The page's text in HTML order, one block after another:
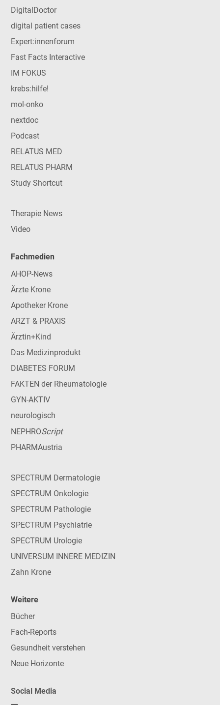
DigitalDoctor
digital patient cases
Expert:innenforum
Fast Facts Interactive
IM FOKUS
krebs:hilfe!
mol-onko
nextdoc
Podcast
RELATUS MED
RELATUS PHARM
Study Shortcut
Therapie News
Video
Fachmedien
AHOP-News
Ärzte Krone
Apotheker Krone
ARZT & PRAXIS
Ärztin+Kind
Das Medizinprodukt
DIABETES FORUM
FAKTEN der Rheumatologie
GYN-AKTIV
neurologisch
NEPHROScript
PHARMAustria
SPECTRUM Dermatologie
SPECTRUM Onkologie
SPECTRUM Pathologie
SPECTRUM Psychiatrie
SPECTRUM Urologie
UNIVERSUM INNERE MEDIZIN
Zahn Krone
Weitere
Bücher
Fach-Reports
Gesundheit verstehen
Neue Horizonte
Social Media